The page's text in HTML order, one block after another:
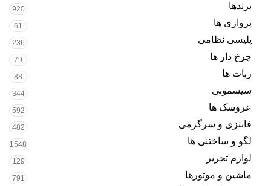
برندها 920
پروازی ها 61
پلیسی نظامی 236
چرخ دار ها 79
ربات ها 88
سیسمونی 344
عروسک ها 592
فانتزی و سرگرمی 482
لگو و ساختنی ها 1548
لوازم تحریر 129
ماشین و موتورها 791